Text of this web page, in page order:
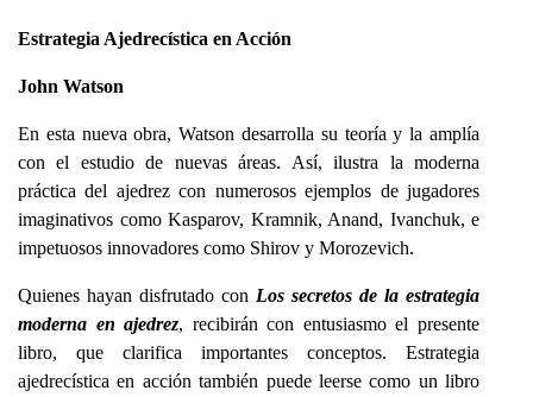
Estrategia Ajedrecística en Acción
John Watson
En esta nueva obra, Watson desarrolla su teoría y la amplía
con el estudio de nuevas áreas. Así, ilustra la moderna
práctica del ajedrez con numerosos ejemplos de jugadores
imaginativos como Kasparov, Kramnik, Anand, Ivanchuk, e
impetuosos innovadores como Shirov y Morozevich.
Quienes hayan disfrutado con Los secretos de la estrategia
moderna en ajedrez, recibirán con entusiasmo el presente
libro, que clarifica importantes conceptos. Estrategia
ajedrecística en acción también puede leerse como un libro